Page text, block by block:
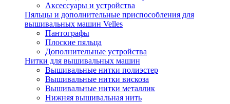
Аксессуары и устройства
Пяльцы и дополнительные приспособления для
вышивальных машин Velles
Пантографы
Плоские пяльца
Дополнительные устройства
Нитки для вышивальных машин
Вышивальные нитки полиэстер
Вышивальные нитки вискоза
Вышивальные нитки металлик
Нижняя вышивальная нить